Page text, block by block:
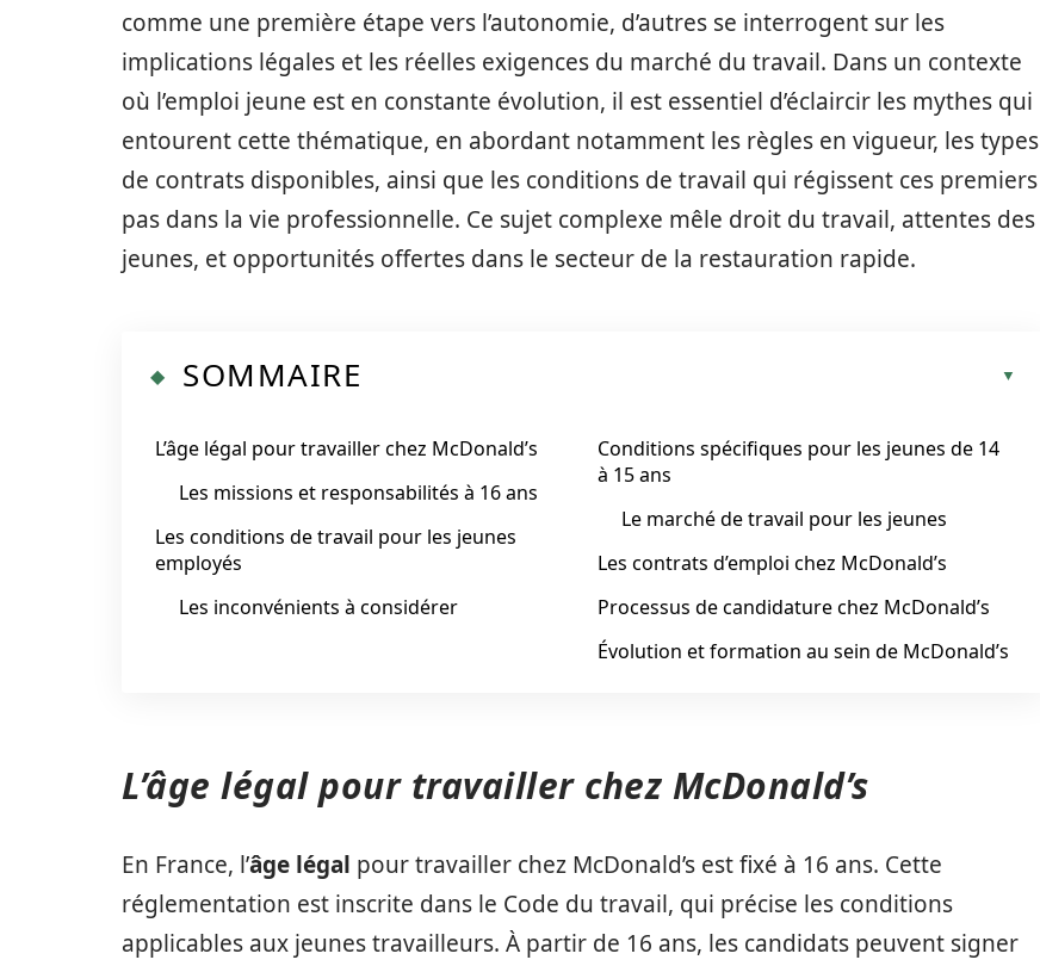
comme une première étape vers l’autonomie, d’autres se interrogent sur les
implications légales et les réelles exigences du marché du travail. Dans un contexte
où l’emploi jeune est en constante évolution, il est essentiel d’éclaircir les mythes qui
entourent cette thématique, en abordant notamment les règles en vigueur, les types
de contrats disponibles, ainsi que les conditions de travail qui régissent ces premiers
pas dans la vie professionnelle. Ce sujet complexe mêle droit du travail, attentes des
jeunes, et opportunités offertes dans le secteur de la restauration rapide.
SOMMAIRE
L’âge légal pour travailler chez McDonald’s
Les missions et responsabilités à 16 ans
Les conditions de travail pour les jeunes
employés
Les inconvénients à considérer
Conditions spécifiques pour les jeunes de 14
à 15 ans
Le marché de travail pour les jeunes
Les contrats d’emploi chez McDonald’s
Processus de candidature chez McDonald’s
Évolution et formation au sein de McDonald’s
L’âge légal pour travailler chez McDonald’s
En France, l’âge légal pour travailler chez McDonald’s est fixé à 16 ans. Cette
réglementation est inscrite dans le Code du travail, qui précise les conditions
applicables aux jeunes travailleurs. À partir de 16 ans, les candidats peuvent signer